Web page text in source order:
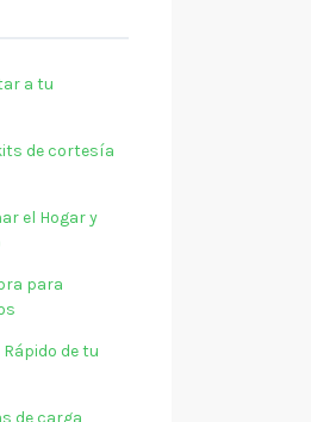
a tu
de cortesía
el Hogar y
para
de tu
de carga